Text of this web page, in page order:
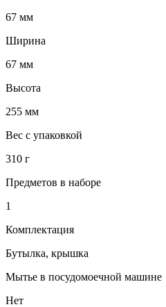
67 мм
Ширина
67 мм
Высота
255 мм
Вес с упаковкой
310 г
Предметов в наборе
1
Комплектация
Бутылка, крышка
Мытье в посудомоечной машине
Нет